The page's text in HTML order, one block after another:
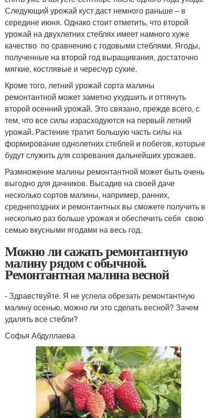
Следующий урожай куст даст немного раньше – в
середине июня. Однако стоит отметить, что второй
урожай на двухлетних стеблях имеет намного хуже
качество по сравнению с годовыми стеблями. Ягоды,
полученные на второй год выращивания, достаточно
мягкие, костлявые и чересчур сухие.
Кроме того, летний урожай сорта малины
ремонтантной может заметно ухудшить и оттянуть
второй осенний урожай. Это связано, прежде всего, с
тем, что все силы израсходуются на первый летний
урожай. Растение тратит большую часть силы на
формирование однолетних стеблей и побегов, которые
будут служить для созревания дальнейших урожаев.
Размножение малины ремонтантной может быть очень
выгодно для дачников. Высадив на своей даче
несколько сортов малины, например, ранних,
среднепоздних и ремонтантных вы сможете получить в
несколько раз больше урожая и обеспечить себя свою
семью вкусными ягодами на весь год.
Можно ли сажать ремонтантную
малину рядом с обычной.
Ремонтантная малина весной
- Здравствуйте. Я не успела обрезать ремонтантную
малину осенью, можно ли это сделать весной? Зачем
удалять все стебли?
Софья Абдуллаева